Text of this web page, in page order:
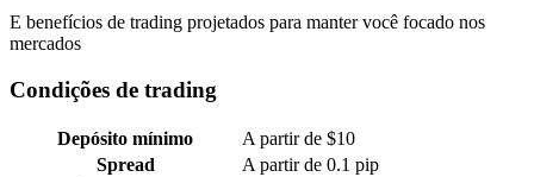
E benefícios de trading projetados para manter você focado nos
mercados
Condições de trading
Depósito mínimo
A partir de $10
Spread
A partir de 0.1 pip